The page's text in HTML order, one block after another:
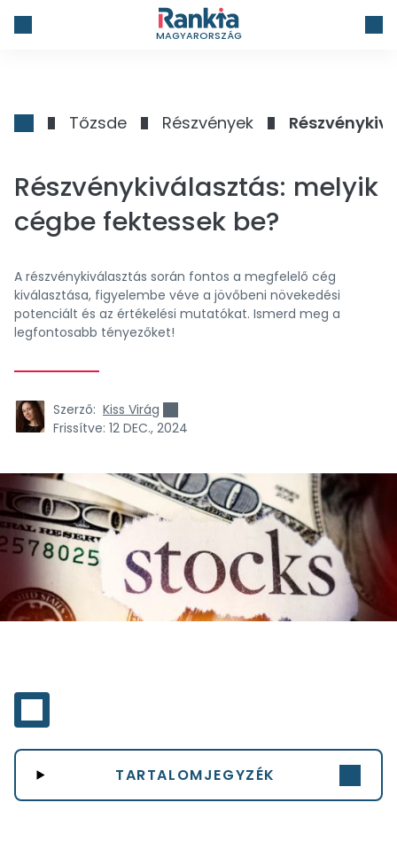
MAGYARORSZÁG
Tőzsde Részvények
Részvénykiválasztás: melyik
cégbe fektessek be?
A részvénykiválasztás során fontos a megfelelő cég
kiválasztása, figyelembe véve a jövőbeni növekedési
potenciált és az értékelési mutatókat. Ismerd meg a
legfontosabb tényezőket!
Szerző: Kiss Virág
Frissítve: 12 DEC., 2024
TARTALOMJEGYZÉK